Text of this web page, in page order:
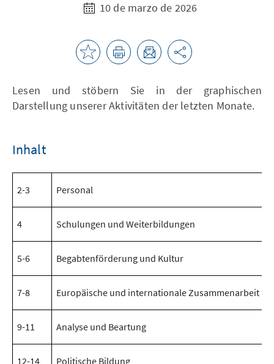
10 de marzo de 2026
Lesen und stöbern Sie in der graphischen
Darstellung unserer Aktivitäten der letzten Monate.
Inhalt
2-3 Personal
4 Schulungen und Weiterbildungen
5-6 Begabtenförderung und Kultur
7-8 Europäische und internationale Zusammenarbeit
9-11 Analyse und Beartung
12-14 Politische Bildung